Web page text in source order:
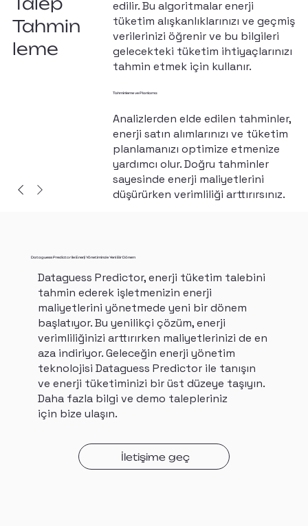
edilir. Bu algoritmalar enerji
tüketim alışkanlıklarınızı ve geçmiş
verilerinizi öğrenir ve bu bilgileri
gelecekteki tüketim ihtiyaçlarınızı
tahmin etmek için kullanır.
Tahminleme ve Planlama
Analizlerden elde edilen tahminler,
enerji satın alımlarınızı ve tüketim
planlamanızı optimize etmenize
yardımcı olur. Doğru tahminler
sayesinde enerji maliyetlerini
düşürürken verimliliği arttırırsınız.
Tahmin
leme
Dataguess Predictor ile Enerji Yönetiminde Yeni Bir Dönem
Dataguess Predictor, enerji tüketim talebini
tahmin ederek işletmenizin enerji
maliyetlerini yönetmede yeni bir dönem
başlatıyor. Bu yenilikçi çözüm, enerji
verimliliğinizi arttırırken maliyetlerinizi de en
aza indiriyor. Geleceğin enerji yönetim
teknolojisi Dataguess Predictor ile tanışın
ve enerji tüketiminizi bir üst düzeye taşıyın.
Daha fazla bilgi ve demo talepleriniz
için bize ulaşın.
İletişime geç